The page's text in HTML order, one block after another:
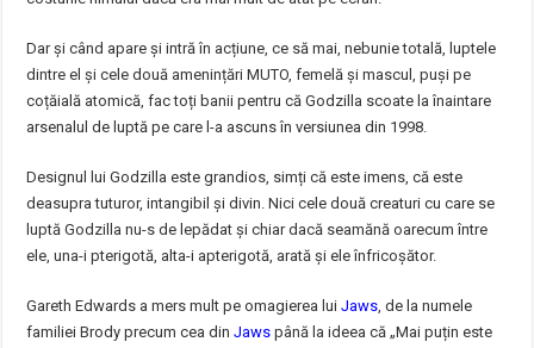
Dar și când apare și intră în acțiune, ce să mai, nebunie totală, luptele
dintre el și cele două amenințări MUTO, femelă și mascul, puși pe
coțăială atomică, fac toți banii pentru că Godzilla scoate la înaintare
arsenalul de luptă pe care l-a ascuns în versiunea din 1998.
Designul lui Godzilla este grandios, simți că este imens, că este
deasupra tuturor, intangibil și divin. Nici cele două creaturi cu care se
luptă Godzilla nu-s de lepădat și chiar dacă seamănă oarecum între
ele, una-i pterigotă, alta-i apterigotă, arată și ele înfricoșător.
Gareth Edwards a mers mult pe omagierea luiJaws, de la numele
familiei Brody precum cea dinJaws până la ideea că „Mai puțin este